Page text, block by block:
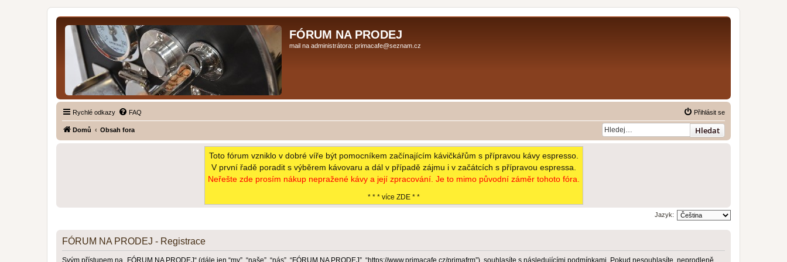
FÓRUM NA PRODEJ
mail na administrátora: primacafe@seznam.cz
Rychlé odkazy FAQ Přihlásit se
Domů Obsah fora Hledat
Toto fórum vzniklo v dobré víře být pomocníkem začínajícím kávičkářům s přípravou kávy espresso.
V první řadě poradit s výběrem kávovaru a dál v případě zájmu i v začátcích s přípravou espressa.
Neřešte zde prosím nákup nepražené kávy a její zpracování. Je to mimo původní záměr tohoto fóra.
* * * více ZDE * *
Jazyk:
FÓRUM NA PRODEJ - Registrace